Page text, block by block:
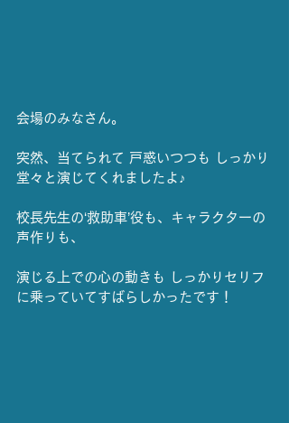
会場のみなさん。
突然、当てられて 戸惑いつつも しっかり
堂々と演じてくれましたよ♪
校長先生の‘救助車’役も、キャラクターの
声作りも、
演じる上での心の動きも しっかりセリフ
に乗っていてすばらしかったです！